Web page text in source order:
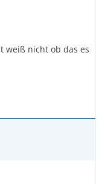
weiß nicht ob das es